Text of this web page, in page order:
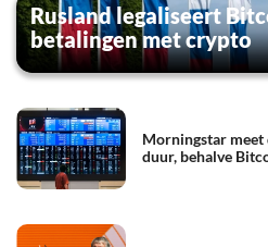
Rusland legaliseert
betalingen met crypto
Morningstar meet
duur, behalve